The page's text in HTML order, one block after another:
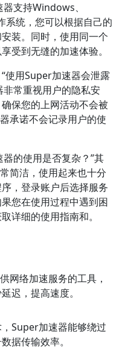
支持Windows、
统，您可以根据自己的
装。同时，使用同一个
受到无缝的加速体验。
使用Super加速器会泄露
常重视用户的隐私安
保您的上网活动不会被
承诺不会记录用户的使
的使用是否复杂？”其
简洁，使用起来也十分
，登录账户后选择服务
您在使用过程中遇到困
取详细的使用指南和。
网络加速服务的工具，
迟，提高速度。
Super加速器能够绕过
据传输效率。